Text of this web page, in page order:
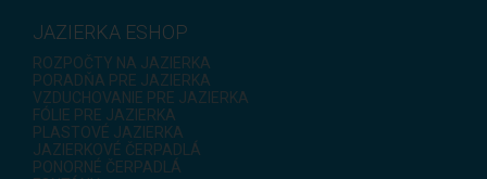
JAZIERKA ESHOP
ROZPOČTY NA JAZIERKA
PORADŇA PRE JAZIERKA
VZDUCHOVANIE PRE JAZIERKA
FÓLIE PRE JAZIERKA
PLASTOVÉ JAZIERKA
JAZIERKOVÉ ČERPADLÁ
PONORNÉ ČERPADLÁ